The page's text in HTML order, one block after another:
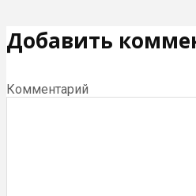
Добавить
Комментарий